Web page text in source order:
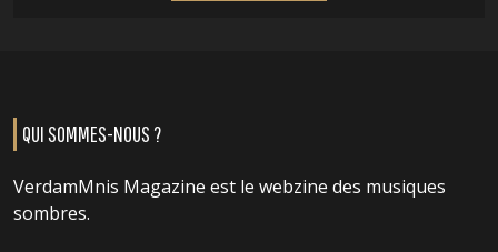
QUI SOMMES-NOUS ?
VerdamMnis Magazine est le webzine des musiques
sombres.